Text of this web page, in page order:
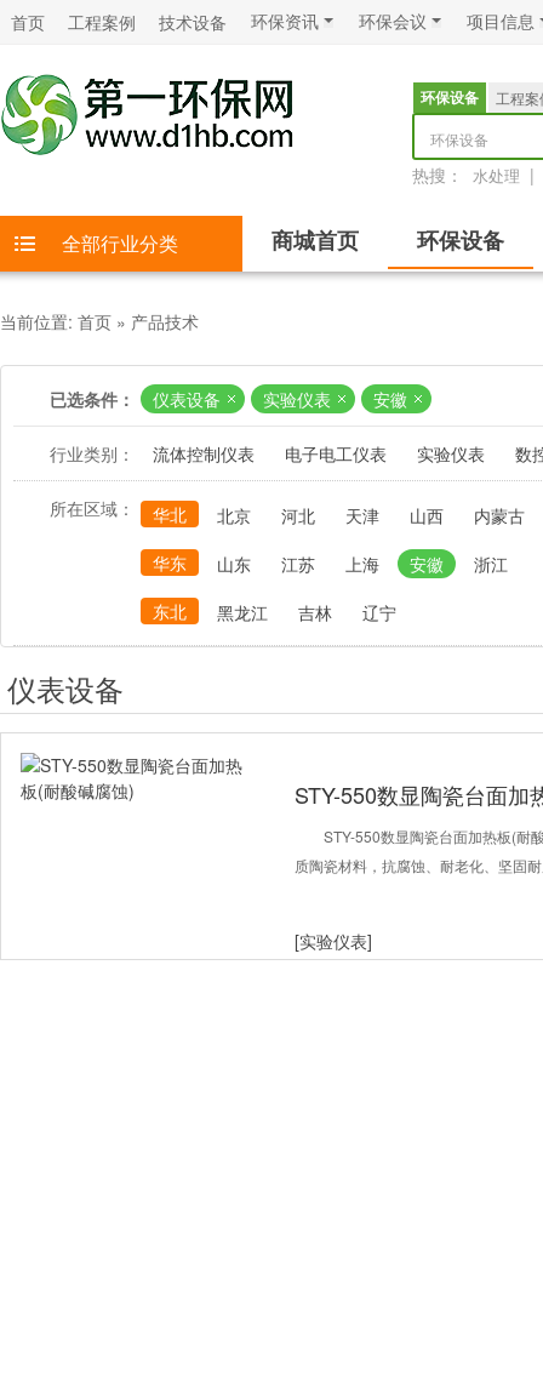
首页 工程案例 技术设备 环保资讯 环保会议 项目信息
环保设备
工程案
环保设备
热搜： 水处理 |
全部行业分类 商城首页 环保设备
当前位置: 首页 » 产品技术
已选条件： 仪表设备 实验仪表 安徽
行业类别： 流体控制仪表 电子电工仪表 实验仪表 数
所在区域： 华北 北京 河北 天津 山西
内蒙古
华东
山东 江苏 上海 安徽
浙江
东北
黑龙江 吉林 辽宁
仪表设备
STY-550数显陶瓷台面加
STY-550数显陶瓷台面加热板(耐
质陶瓷材料，抗腐蚀、耐老化、坚固
[实验仪表]